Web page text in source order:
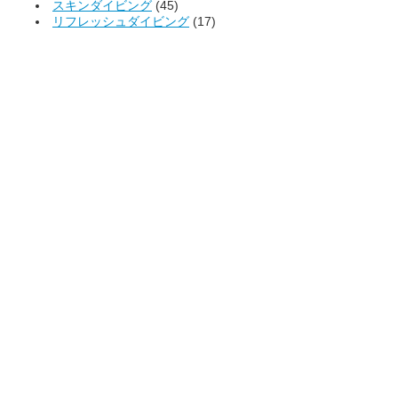
スキンダイビング (45)
リフレッシュダイビング (17)